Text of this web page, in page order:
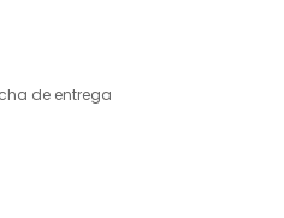
de entrega